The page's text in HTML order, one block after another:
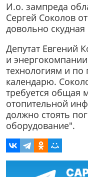
И.о. зампреда
Сергей Соколов
довольно
Депутат Евгений
и
технологиям и по
календарю.
требуется общая
отопительной
должно стоять
оборудование".